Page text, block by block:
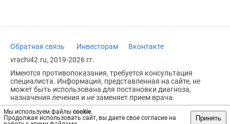
Мы используем файлы cookie.
Продолжая использовать сайт, вы даете свое согласие на
Принять
Обратная связь Инвесторам
Вконтакте
vrachi42.ru, 2019-2026 гг.
Имеются противопоказания, требуется консультация
специалиста. Информация, представленная на сайте, не
может быть использована для постановки диагноза,
назначения лечения и не заменяет прием врача.
Возрастное ограничение: 18+